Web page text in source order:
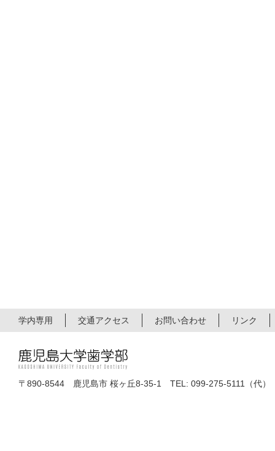
学内専用 交通アクセス お問い合わせ リンク
〒890-8544 鹿児島市 桜ヶ丘8-35-1 TEL: 099-275-5111（代）